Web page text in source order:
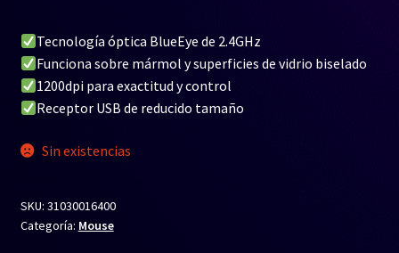
Tecnología óptica BlueEye de 2.4GHz
Funciona sobre mármol y superficies de vidrio biselado
1200dpi para exactitud y control
Receptor USB de reducido tamaño
Sin existencias
SKU: 31030016400
Categoría: Mouse